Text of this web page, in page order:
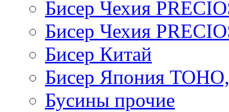
Бисер Чехия
Бисер Чехия
Бисер Китай
Бисер Япония
Бусины прочие